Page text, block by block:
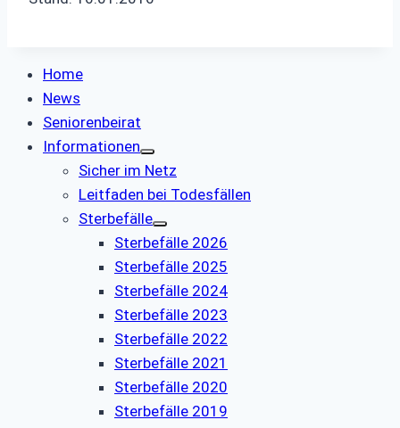
Home
News
Seniorenbeirat
Informationen
Sicher im Netz
Leitfaden bei Todesfällen
Sterbefälle
Sterbefälle 2026
Sterbefälle 2025
Sterbefälle 2024
Sterbefälle 2023
Sterbefälle 2022
Sterbefälle 2021
Sterbefälle 2020
Sterbefälle 2019